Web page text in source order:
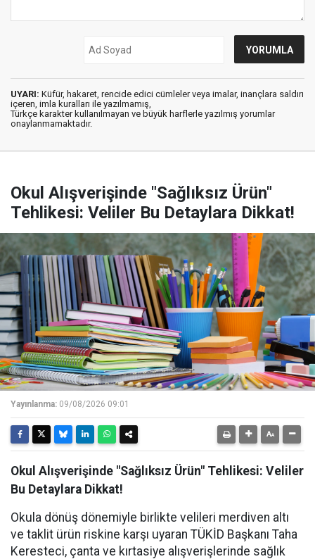
UYARI: Küfür, hakaret, rencide edici cümleler veya imalar, inançlara saldırı
içeren, imla kuralları ile yazılmamış,
Türkçe karakter kullanılmayan ve büyük harflerle yazılmış yorumlar
onaylanmamaktadır.
Okul Alışverişinde "Sağlıksız Ürün"
Tehlikesi: Veliler Bu Detaylara Dikkat!
Yayınlanma: 09/08/2026 09:01
Okul Alışverişinde "Sağlıksız Ürün" Tehlikesi: Veliler
Bu Detaylara Dikkat!
Okula dönüş dönemiyle birlikte velileri merdiven altı
ve taklit ürün riskine karşı uyaran TÜKİD Başkanı Taha
Keresteci, çanta ve kırtasiye alışverişlerinde sağlık